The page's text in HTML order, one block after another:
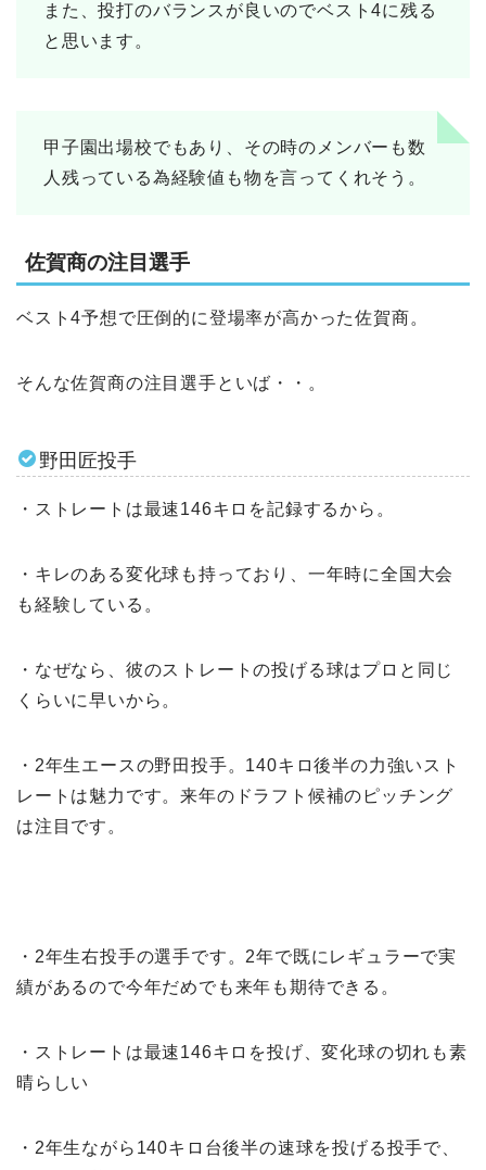
また、投打のバランスが良いのでベスト4に残る
と思います。
甲子園出場校でもあり、その時のメンバーも数
人残っている為経験値も物を言ってくれそう。
佐賀商の注目選手
ベスト4予想で圧倒的に登場率が高かった佐賀商。
そんな佐賀商の注目選手といば・・。
野田匠投手
・ストレートは最速146キロを記録するから。
・キレのある変化球も持っており、一年時に全国大会
も経験している。
・なぜなら、彼のストレートの投げる球はプロと同じ
くらいに早いから。
・2年生エースの野田投手。140キロ後半の力強いスト
レートは魅力です。来年のドラフト候補のピッチング
は注目です。
・2年生右投手の選手です。2年で既にレギュラーで実
績があるので今年だめでも来年も期待できる。
・ストレートは最速146キロを投げ、変化球の切れも素
晴らしい
・2年生ながら140キロ台後半の速球を投げる投手で、